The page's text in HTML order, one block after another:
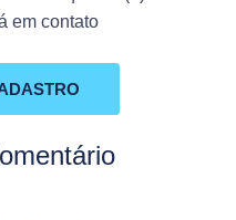
em contato